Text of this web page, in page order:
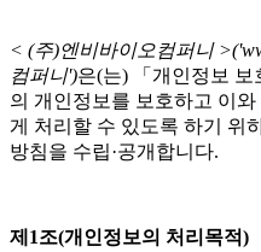
< (주)엔비바이오컴퍼니
컴퍼니')은(는) 「개인정보 보
의 개인정보를 보호하고 이
게 처리할 수 있도록 하기 위
방침을 수립·공개합니다.
제1조(개인정보의 처리목적)